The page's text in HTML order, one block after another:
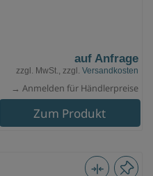
auf Anfrage
zzgl. MwSt., zzgl. Versandkosten
→ Anmelden für Händlerpreise
Zum Produkt